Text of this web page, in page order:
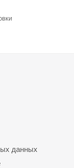
данных